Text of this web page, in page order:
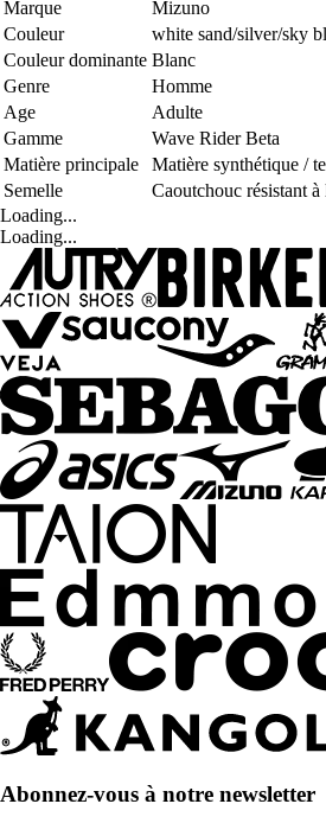
Marque
Mizuno
Couleur
white sand/silver/sky
Couleur dominante Blanc
Genre
Homme
Age
Adulte
Gamme
Wave Rider Beta
Matière principale
Matière synthétique /
Semelle
Caoutchouc résistant à
Loading...
Loading...
Abonnez-vous à notre newsletter